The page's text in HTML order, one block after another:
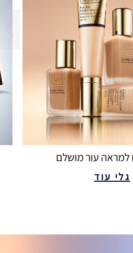
למראה עור מושלם
גלי עוד